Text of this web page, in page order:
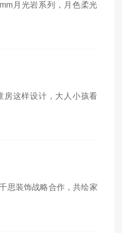
月光岩系列，月色柔光
房这样设计，大人小孩看
思装饰战略合作，共绘家